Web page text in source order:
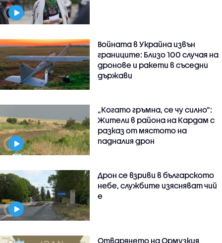
Войната в Украйна извън
границите: Близо 100 случая на
дронове и ракети в съседни
държави
„Когато гръмна, се чу силно“:
Жители в района на Кардам с
разказ от мястото на
падналия дрон
Дрон се взриви в българското
небе, службите изясняват чий
е
Отварянето на Ормузкия